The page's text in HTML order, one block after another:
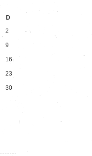
D
2
9
16
23
30